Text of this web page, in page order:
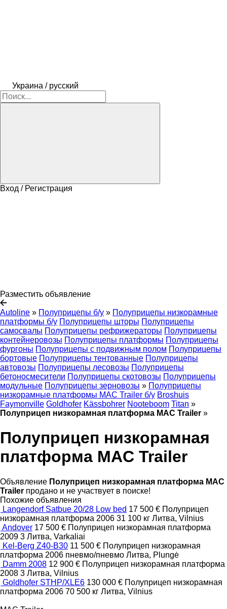
Украина / русский
Вход / Регистрация
Разместить объявление
Autoline » Полуприцепы б/у » Полуприцепы низкорамные
платформы б/у Полуприцепы шторы Полуприцепы
самосвалы Полуприцепы рефрижераторы Полуприцепы
контейнеровозы Полуприцепы платформы Полуприцепы
фургоны Полуприцепы с подвижным полом Полуприцепы
бортовые Полуприцепы тентованные Полуприцепы
автовозы Полуприцепы лесовозы Полуприцепы
бетоносмесители Полуприцепы скотовозы Полуприцепы
модульные Полуприцепы зерновозы » Полуприцепы
низкорамные платформы MAC Trailer б/у Broshuis
Faymonville Goldhofer Kässbohrer Nooteboom Titan »
Полуприцеп низкорамная платформа MAC Trailer »
Полуприцеп низкорамная
платформа MAC Trailer
Объявление Полуприцеп низкорамная платформа MAC
Trailer продано и не участвует в поиске!
Похожие объявления
Langendorf Satbue 20/28 Low bed 17 500 € Полуприцеп
низкорамная платформа 2006 31 100 кг Литва, Vilnius
Andover 17 500 € Полуприцеп низкорамная платформа
2009 3 Литва, Varkaliai
Kel-Berg Z40-B30 11 500 € Полуприцеп низкорамная
платформа 2006 пневмо/пневмо Литва, Plungė
Damm 2008 12 900 € Полуприцеп низкорамная платформа
2008 3 Литва, Vilnius
Goldhofer STHP/XLE6 130 000 € Полуприцеп низкорамная
платформа 2006 70 500 кг Литва, Vilnius